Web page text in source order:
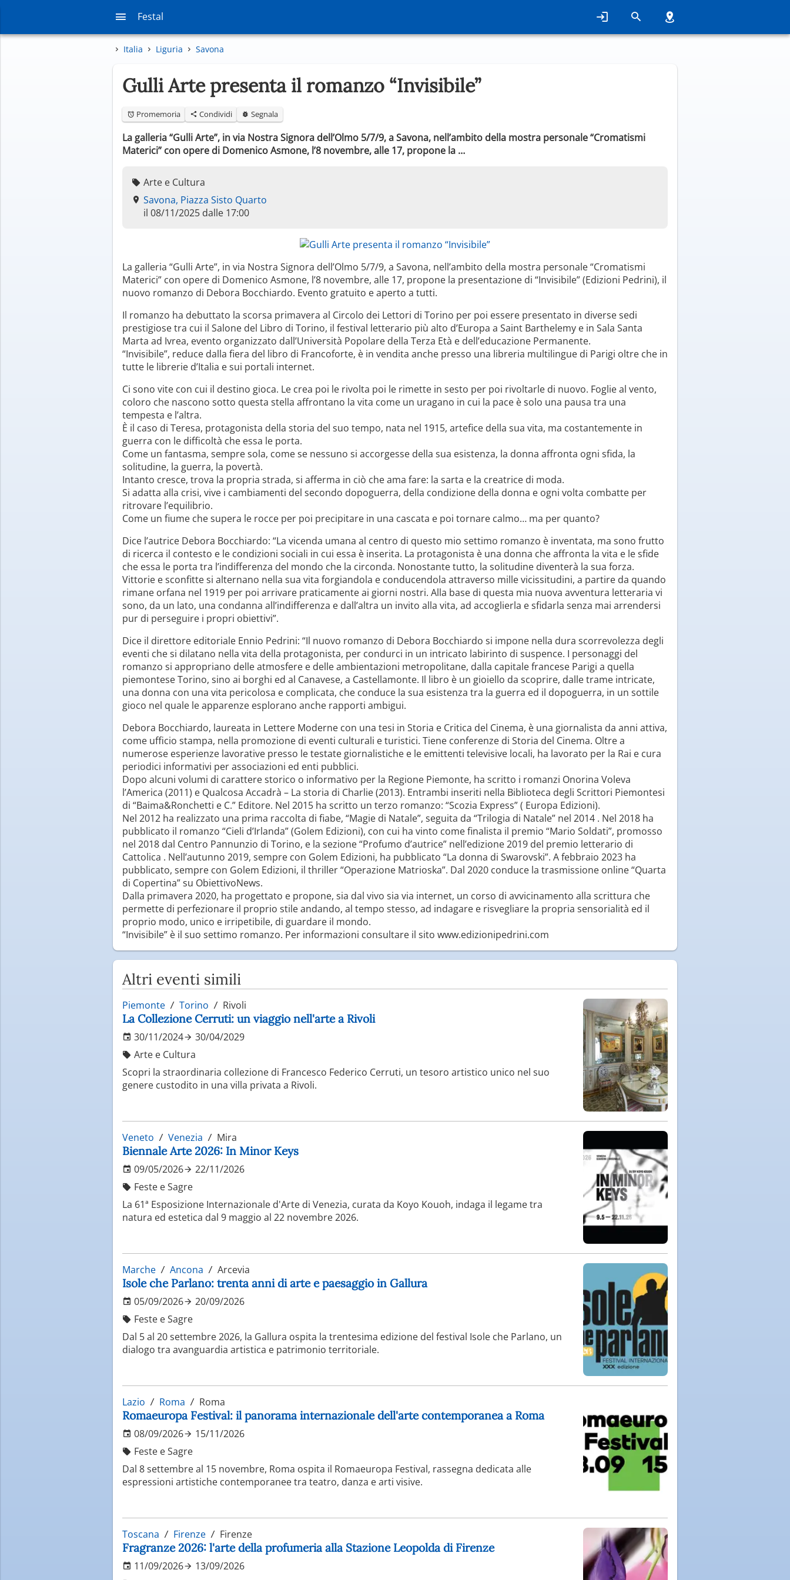
Festal
Italia Liguria Savona
Gulli Arte presenta il romanzo “Invisibile”
Promemoria Condividi Segnala
La galleria “Gulli Arte”, in via Nostra Signora dell’Olmo 5/7/9, a Savona, nell’ambito della mostra personale “Cromatismi
Materici” con opere di Domenico Asmone, l’8 novembre, alle 17, propone la …
Arte e Cultura
Savona, Piazza Sisto Quarto
il 08/11/2025 dalle 17:00
La galleria “Gulli Arte”, in via Nostra Signora dell’Olmo 5/7/9, a Savona, nell’ambito della mostra personale “Cromatismi
Materici” con opere di Domenico Asmone, l’8 novembre, alle 17, propone la presentazione di “Invisibile” (Edizioni Pedrini), il
nuovo romanzo di Debora Bocchiardo. Evento gratuito e aperto a tutti.
Il romanzo ha debuttato la scorsa primavera al Circolo dei Lettori di Torino per poi essere presentato in diverse sedi
prestigiose tra cui il Salone del Libro di Torino, il festival letterario più alto d’Europa a Saint Barthelemy e in Sala Santa
Marta ad Ivrea, evento organizzato dall’Università Popolare della Terza Età e dell’educazione Permanente.
“Invisibile”, reduce dalla fiera del libro di Francoforte, è in vendita anche presso una libreria multilingue di Parigi oltre che in
tutte le librerie d’Italia e sui portali internet.
Ci sono vite con cui il destino gioca. Le crea poi le rivolta poi le rimette in sesto per poi rivoltarle di nuovo. Foglie al vento,
coloro che nascono sotto questa stella affrontano la vita come un uragano in cui la pace è solo una pausa tra una
tempesta e l’altra.
È il caso di Teresa, protagonista della storia del suo tempo, nata nel 1915, artefice della sua vita, ma costantemente in
guerra con le difficoltà che essa le porta.
Come un fantasma, sempre sola, come se nessuno si accorgesse della sua esistenza, la donna affronta ogni sfida, la
solitudine, la guerra, la povertà.
Intanto cresce, trova la propria strada, si afferma in ciò che ama fare: la sarta e la creatrice di moda.
Si adatta alla crisi, vive i cambiamenti del secondo dopoguerra, della condizione della donna e ogni volta combatte per
ritrovare l’equilibrio.
Come un fiume che supera le rocce per poi precipitare in una cascata e poi tornare calmo… ma per quanto?
Dice l’autrice Debora Bocchiardo: “La vicenda umana al centro di questo mio settimo romanzo è inventata, ma sono frutto
di ricerca il contesto e le condizioni sociali in cui essa è inserita. La protagonista è una donna che affronta la vita e le sfide
che essa le porta tra l’indifferenza del mondo che la circonda. Nonostante tutto, la solitudine diventerà la sua forza.
Vittorie e sconfitte si alternano nella sua vita forgiandola e conducendola attraverso mille vicissitudini, a partire da quando
rimane orfana nel 1919 per poi arrivare praticamente ai giorni nostri. Alla base di questa mia nuova avventura letteraria vi
sono, da un lato, una condanna all’indifferenza e dall’altra un invito alla vita, ad accoglierla e sfidarla senza mai arrendersi
pur di perseguire i propri obiettivi”.
Dice il direttore editoriale Ennio Pedrini: “Il nuovo romanzo di Debora Bocchiardo si impone nella dura scorrevolezza degli
eventi che si dilatano nella vita della protagonista, per condurci in un intricato labirinto di suspence. I personaggi del
romanzo si appropriano delle atmosfere e delle ambientazioni metropolitane, dalla capitale francese Parigi a quella
piemontese Torino, sino ai borghi ed al Canavese, a Castellamonte. Il libro è un gioiello da scoprire, dalle trame intricate,
una donna con una vita pericolosa e complicata, che conduce la sua esistenza tra la guerra ed il dopoguerra, in un sottile
gioco nel quale le apparenze esplorano anche rapporti ambigui.
Debora Bocchiardo, laureata in Lettere Moderne con una tesi in Storia e Critica del Cinema, è una giornalista da anni attiva,
come ufficio stampa, nella promozione di eventi culturali e turistici. Tiene conferenze di Storia del Cinema. Oltre a
numerose esperienze lavorative presso le testate giornalistiche e le emittenti televisive locali, ha lavorato per la Rai e cura
periodici informativi per associazioni ed enti pubblici.
Dopo alcuni volumi di carattere storico o informativo per la Regione Piemonte, ha scritto i romanzi Onorina Voleva
l’America (2011) e Qualcosa Accadrà – La storia di Charlie (2013). Entrambi inseriti nella Biblioteca degli Scrittori Piemontesi
di “Baima&Ronchetti e C.” Editore. Nel 2015 ha scritto un terzo romanzo: “Scozia Express” ( Europa Edizioni).
Nel 2012 ha realizzato una prima raccolta di fiabe, “Magie di Natale”, seguita da “Trilogia di Natale” nel 2014 . Nel 2018 ha
pubblicato il romanzo “Cieli d’Irlanda” (Golem Edizioni), con cui ha vinto come finalista il premio “Mario Soldati”, promosso
nel 2018 dal Centro Pannunzio di Torino, e la sezione “Profumo d’autrice” nell’edizione 2019 del premio letterario di
Cattolica . Nell’autunno 2019, sempre con Golem Edizioni, ha pubblicato “La donna di Swarovski”. A febbraio 2023 ha
pubblicato, sempre con Golem Edizioni, il thriller “Operazione Matrioska”. Dal 2020 conduce la trasmissione online “Quarta
di Copertina” su ObiettivoNews.
Dalla primavera 2020, ha progettato e propone, sia dal vivo sia via internet, un corso di avvicinamento alla scrittura che
permette di perfezionare il proprio stile andando, al tempo stesso, ad indagare e risvegliare la propria sensorialità ed il
proprio modo, unico e irripetibile, di guardare il mondo.
“Invisibile” è il suo settimo romanzo. Per informazioni consultare il sito www.edizionipedrini.com
Altri eventi simili
Piemonte Torino Rivoli
La Collezione Cerruti: un viaggio nell'arte a Rivoli
30/11/2024
30/04/2029
Arte e Cultura
Scopri la straordinaria collezione di Francesco Federico Cerruti, un tesoro artistico unico nel suo
genere custodito in una villa privata a Rivoli.
Veneto Venezia Mira
Biennale Arte 2026: In Minor Keys
09/05/2026
22/11/2026
Feste e Sagre
La 61ª Esposizione Internazionale d'Arte di Venezia, curata da Koyo Kouoh, indaga il legame tra
natura ed estetica dal 9 maggio al 22 novembre 2026.
Marche Ancona Arcevia
Isole che Parlano: trenta anni di arte e paesaggio in Gallura
05/09/2026
20/09/2026
Feste e Sagre
Dal 5 al 20 settembre 2026, la Gallura ospita la trentesima edizione del festival Isole che Parlano, un
dialogo tra avanguardia artistica e patrimonio territoriale.
Lazio Roma Roma
Romaeuropa Festival: il panorama internazionale dell'arte contemporanea a Roma
08/09/2026
15/11/2026
Feste e Sagre
Dal 8 settembre al 15 novembre, Roma ospita il Romaeuropa Festival, rassegna dedicata alle
espressioni artistiche contemporanee tra teatro, danza e arti visive.
Toscana Firenze Firenze
Fragranze 2026: l'arte della profumeria alla Stazione Leopolda di Firenze
11/09/2026
13/09/2026